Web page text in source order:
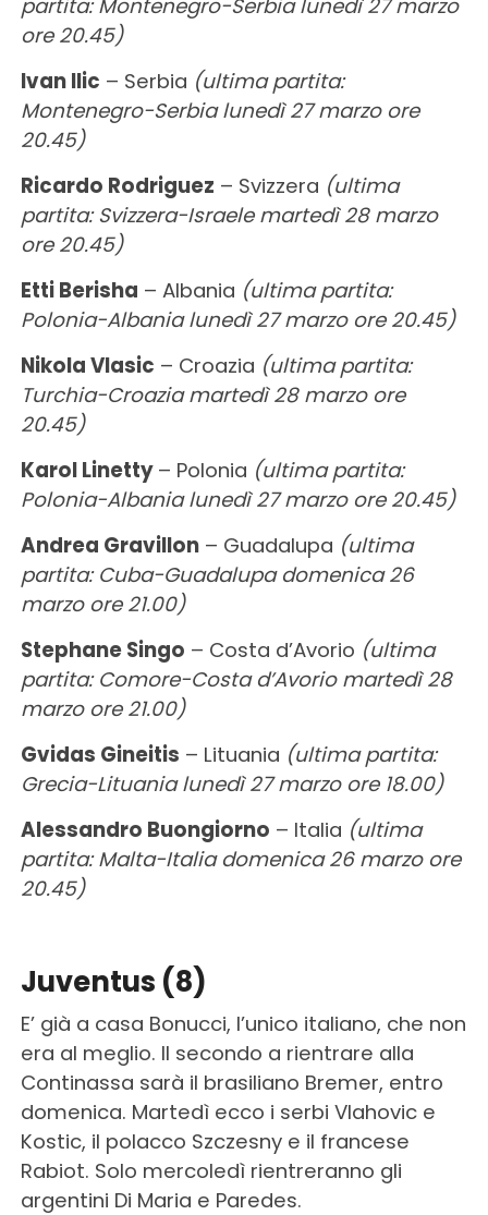
partita: Montenegro-Serbia lunedì 27 marzo
ore 20.45)
Ivan Ilic – Serbia (ultima partita:
Montenegro-Serbia lunedì 27 marzo ore
20.45)
Ricardo Rodriguez – Svizzera (ultima
partita: Svizzera-Israele martedì 28 marzo
ore 20.45)
Etti Berisha – Albania (ultima partita:
Polonia-Albania lunedì 27 marzo ore 20.45)
Nikola Vlasic – Croazia (ultima partita:
Turchia-Croazia martedì 28 marzo ore
20.45)
Karol Linetty – Polonia (ultima partita:
Polonia-Albania lunedì 27 marzo ore 20.45)
Andrea Gravillon– Guadalupa (ultima
partita: Cuba-Guadalupa domenica 26
marzo ore 21.00)
Stephane Singo – Costa d’Avorio (ultima
partita: Comore-Costa d’Avorio martedì 28
marzo ore 21.00)
Gvidas Gineitis – Lituania (ultima partita:
Grecia-Lituania lunedì 27 marzo ore 18.00)
Alessandro Buongiorno – Italia (ultima
partita: Malta-Italia domenica 26 marzo ore
20.45)
Juventus (8)
E’ già a casa Bonucci, l’unico italiano, che non
era al meglio. Il secondo a rientrare alla
Continassa sarà il brasiliano Bremer, entro
domenica. Martedì ecco i serbi Vlahovic e
Kostic, il polacco Szczesny e il francese
Rabiot. Solo mercoledì rientreranno gli
argentini Di Maria e Paredes.